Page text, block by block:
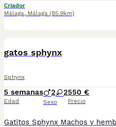
Criador
Málaga, Málaga (85.9km)
gatos sphynx
Sphynx
5 semanas
Edad
2 2
Sexo
550 €
Precio